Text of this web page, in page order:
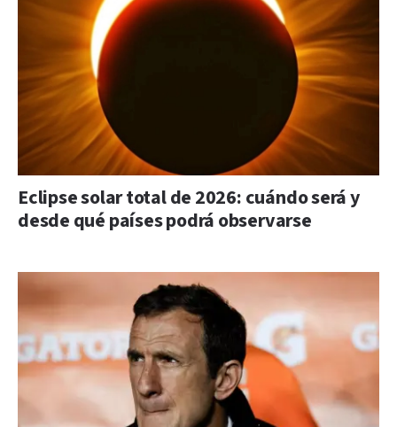
Eclipse solar total de 2026: cuándo será y
desde qué países podrá observarse